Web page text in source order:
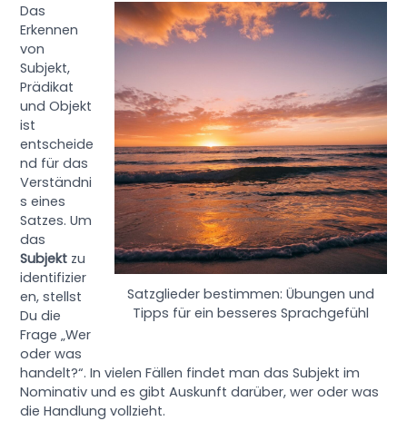
Satzglieder bestimmen: Übungen und
Tipps für ein besseres Sprachgefühl
Das
Erkennen
von
Subjekt,
Prädikat
und Objekt
ist
entscheide
nd für das
Verständni
s eines
Satzes. Um
das
Subjekt zu
identifizier
en, stellst
Du die
Frage „Wer
oder was
handelt?“. In vielen Fällen findet man das Subjekt im
Nominativ und es gibt Auskunft darüber, wer oder was
die Handlung vollzieht.